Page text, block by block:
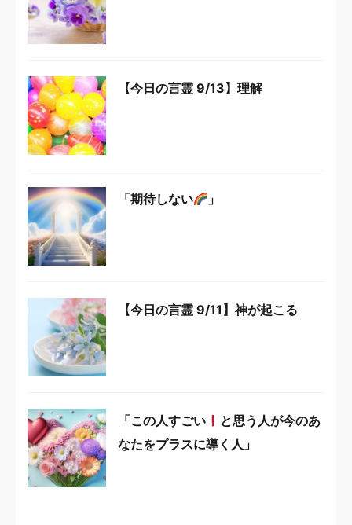
【今日の言霊 9/13】理解
「期待しない 」
【今日の言霊 9/11】神が起こる
「この人すごい
と思う人が今のあ
なたをプラスに導く人」